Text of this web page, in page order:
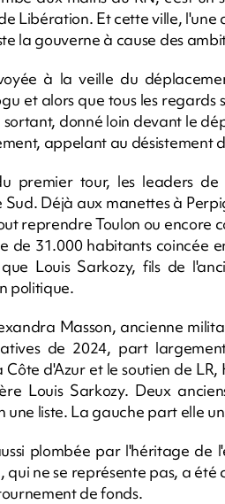
Libération. Et cette ville,
la gouverne à cause des
à la veille du
et alors que tous les
donné loin devant le
appelant au désistement
premier tour, les leaders
Sud. Déjà aux manettes à
reprendre Toulon ou encore
de 31.000 habitants coincée
Louis Sarkozy, fils de
politique.
Masson, ancienne
de 2024, part
Côte d'Azur et le soutien de
Louis Sarkozy. Deux
une liste. La gauche part elle
plombée par l'héritage de
qui ne se représente pas, a
de fonds.